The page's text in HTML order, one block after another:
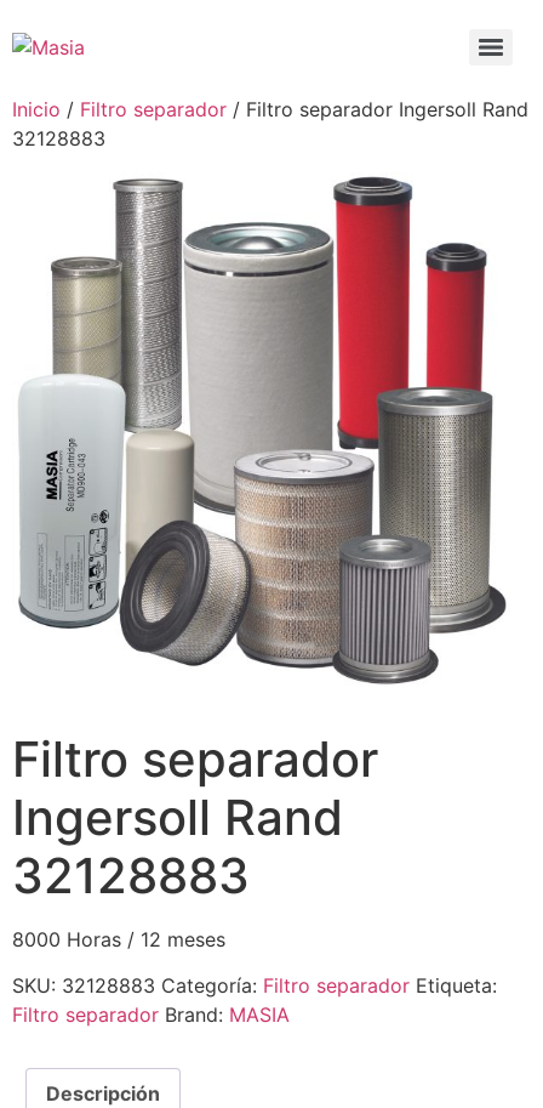
Inicio / Filtro separador / Filtro separador Ingersoll Rand
32128883
Filtro separador
Ingersoll Rand
32128883
8000 Horas / 12 meses
SKU: 32128883 Categoría: Filtro separador Etiqueta:
Filtro separador Brand: MASIA
Descripción